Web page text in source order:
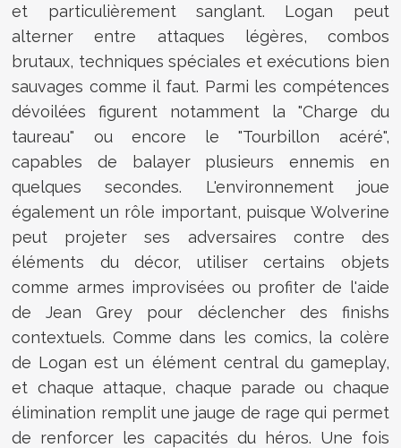
et particulièrement sanglant. Logan peut
alterner entre attaques légères, combos
brutaux, techniques spéciales et exécutions bien
sauvages comme il faut. Parmi les compétences
dévoilées figurent notamment la "Charge du
taureau" ou encore le "Tourbillon acéré",
capables de balayer plusieurs ennemis en
quelques secondes. L'environnement joue
également un rôle important, puisque Wolverine
peut projeter ses adversaires contre des
éléments du décor, utiliser certains objets
comme armes improvisées ou profiter de l'aide
de Jean Grey pour déclencher des finishs
contextuels. Comme dans les comics, la colère
de Logan est un élément central du gameplay,
et chaque attaque, chaque parade ou chaque
élimination remplit une jauge de rage qui permet
de renforcer les capacités du héros. Une fois